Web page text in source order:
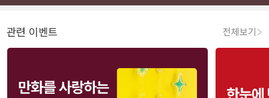
관련 이벤트 전체보기